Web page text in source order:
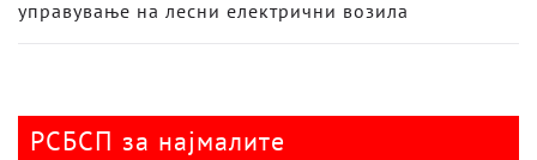
управување на лесни електрични возила
РСБСП за најмалите